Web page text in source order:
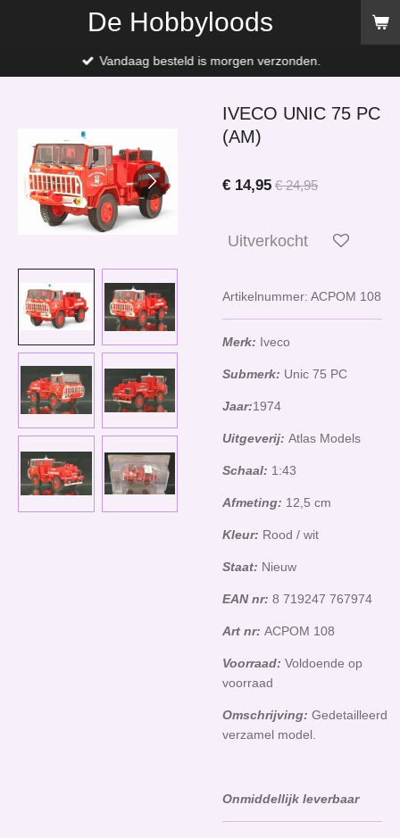
de
De Hobbyloods
Vandaag besteld is morgen verzonden.
IVECO UNIC 75 PC
(AM)
€ 14,95 € 24,95
Uitverkocht
Artikelnummer: ACPOM 108
Merk: Iveco
Submerk: Unic 75 PC
Jaar:1974
Uitgeverij: Atlas Models
Schaal: 1:43
Afmeting: 12,5 cm
Kleur: Rood / wit
Staat: Nieuw
EAN nr: 8 719247 767974
Art nr: ACPOM 108
Voorraad: Voldoende op
voorraad
Omschrijving: Gedetailleerd
verzamel model.
Onmiddellijk leverbaar